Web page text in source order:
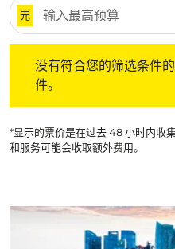
元
没有符合您的筛选条件
件。
*显示的票价是在过去 48 小时内收
和服务可能会收取额外费用。